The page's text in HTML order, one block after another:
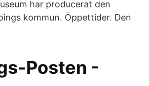
har producerat den
kommun. Öppettider. Den
Posten -